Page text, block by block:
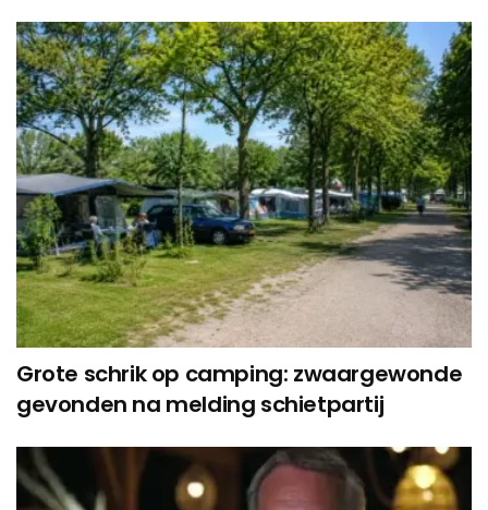
Grote schrik op camping: zwaargewonde
gevonden na melding schietpartij